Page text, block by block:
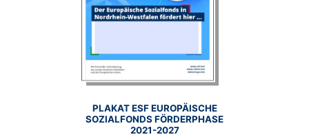
PLAKAT ESF EUROPÄISCHE
SOZIALFONDS FÖRDERPHASE
2021-2027